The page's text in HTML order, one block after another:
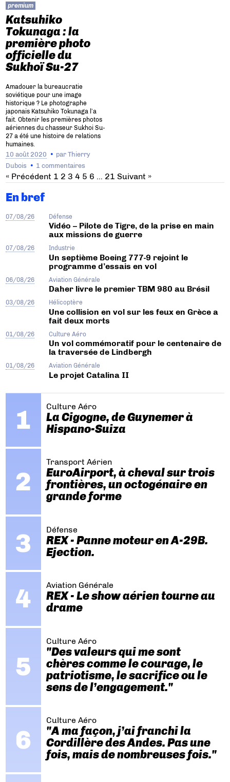
premium
Katsuhiko
Tokunaga : la
première photo
officielle du
Sukhoï Su-27
Amadouer la bureaucratie
soviétique pour une image
historique ? Le photographe
japonais Katsuhiko Tokunaga l’a
fait. Obtenir les premières photos
aériennes du chasseur Sukhoi Su-
27 a été une histoire de relations
humaines.
10 août 2020 parThierry
Dubois
1 commentaires
« Précédent 1 2 3 4 5 6 … 21 Suivant »
En bref
07/08/26 Défense
Vidéo – Pilote de Tigre, de la prise en main
aux missions de guerre
07/08/26 Industrie
Un septième Boeing 777-9 rejoint le
programme d’essais en vol
06/08/26 Aviation Générale
Daher livre le premier TBM 980 au Brésil
03/08/26 Hélicoptère
Une collision en vol sur les feux en Grèce a
fait deux morts
01/08/26 Culture Aéro
Un vol commémoratif pour le centenaire de
la traversée de Lindbergh
01/08/26 Aviation Générale
Le projet Catalina II
Culture Aéro
La Cigogne, de Guynemer à
Hispano-Suiza
Transport Aérien
EuroAirport, à cheval sur trois
frontières, un octogénaire en
grande forme
Défense
REX - Panne moteur en A-29B.
Ejection.
Aviation Générale
REX - Le show aérien tourne au
drame
Culture Aéro
"Des valeurs qui me sont
chères comme le courage, le
patriotisme, le sacrifice ou le
sens de l’engagement."
Culture Aéro
"A ma façon, j’ai franchi la
Cordillère des Andes. Pas une
fois, mais de nombreuses fois."